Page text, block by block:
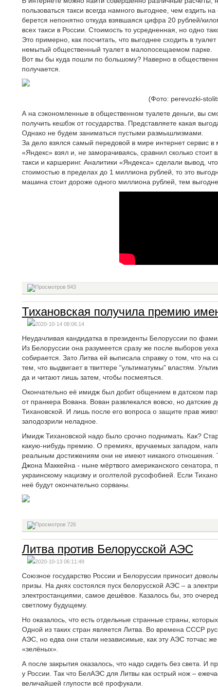
пользоваться такси всегда намного выгоднее, чем ездить
берется непонятно откуда взявшаяся цифра 20 рублей/
всех такси в России. Стоимость то усредненная, но одно
Это примерно, как посчитать, что выгоднее сходить в
немытый общественный туалет в малопосещаемом парке.
Вот вы бы куда пошли по большому? Наверно в
получается.
(Фото: perevozki-
А на сэкономленные в общественном туалете деньги, вы
получить кешбэк от государства. Представляете какая
Однако не будем заниматься пустыми размышлизмами.
За дело взялся самый передовой в мире интернет сервис
«Яндекс» взял и, не заморачиваясь, сравнил сколько
такси и каршеринг. Аналитики «Яндекса» сделали вывод,
стоимостью в пределах до 1 миллиона рублей, то это
машина стоит дороже одного миллиона рублей, тем
843
Тихановская получила премию
2020-10-14 08:06:14
Неудачливая кандидатка в президенты Белоруссии по
Из Белоруссии она разумеется сразу же после выборов
собирается. Зато Литва ей выписала справку о том, что
тем, что выдвигает в твиттере "ультиматумы" властям.
да и читают лишь затем, чтобы посмеяться.
Окончательно её имидж был добит общением в датском
от пранкера Вована. Вован развлекался вовсю, но датские
Тихановской. И лишь после его вопроса о защите прав
заподозрили неладное.
Имидж Тихановской надо было срочно поднимать. Как?
какую-нибудь премию. О премиях, вручаемых западом,
реальным достижениям они не имеют никакого отношения.
Джона Маккейна - ныне мёртвого американского сенатора,
украинскому нацизму и оголтелой русофобией. Если
неё будут окончательно сорваны.
726
Литва против Белорусской АЭС
2020-10-13 06:11:49
Союзное государство России и Белоруссии приносит
призы. На днях состоялся пуск белорусской АЭС – а
электростанциями, самое дешёвое. Казалось бы, это
светлому будущему.
Но оказалось, что есть отдельные странные страны,
Одной из таких стран является Литва. Во времена СССР
АЭС, но едва они стали независимые, как эту АЭС тотчас
«зелёных».
А после закрытия оказалось, что надо сидеть без света. И
у России. Так что БелАЭС для Литвы как острый нож –
величайшей глупости всё профукали.